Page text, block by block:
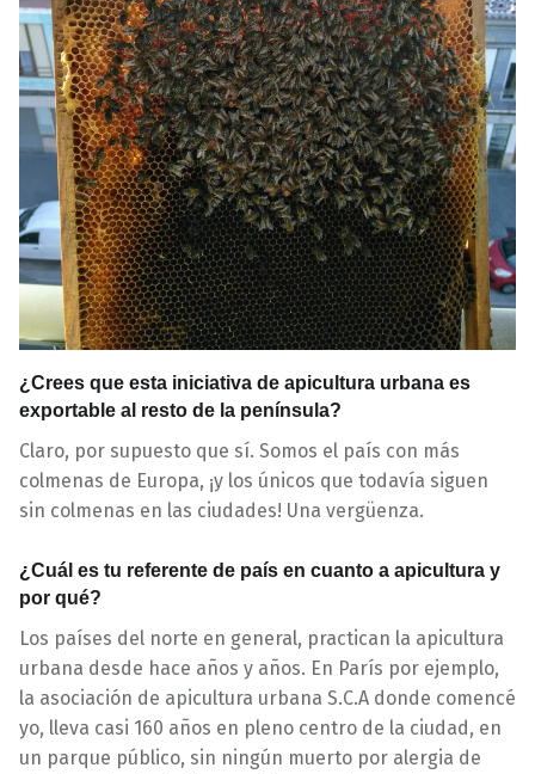
¿Crees que esta iniciativa de apicultura urbana es
exportable al resto de la península?
Claro, por supuesto que sí. Somos el país con más
colmenas de Europa, ¡y los únicos que todavía siguen
sin colmenas en las ciudades! Una vergüenza.
¿Cuál es tu referente de país en cuanto a apicultura y
por qué?
Los países del norte en general, practican la apicultura
urbana desde hace años y años. En París por ejemplo,
la asociación de apicultura urbana S.C.A donde comencé
yo, lleva casi 160 años en pleno centro de la ciudad, en
un parque público, sin ningún muerto por alergia de